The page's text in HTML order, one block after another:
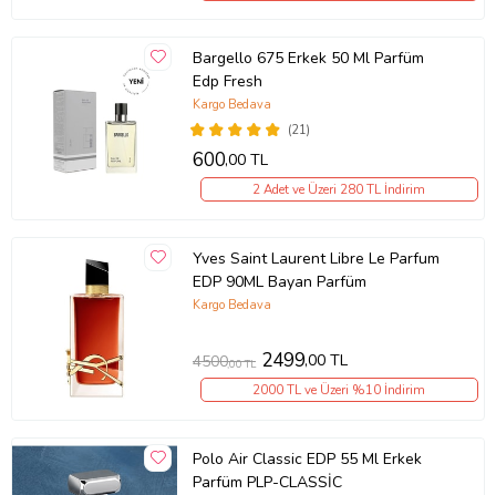
Bargello 675 Erkek 50 Ml Parfüm
Edp Fresh
(21)
Kargo Bedava
600,00 TL
2 Adet ve Üzeri 280 TL İndirim
Yves Saint Laurent Libre Le Parfum
EDP 90ML Bayan Parfüm
Kargo Bedava
4500,00 TL 2499,00 TL
2000 TL ve Üzeri %10 İndirim
Polo Air Classic EDP 55 Ml Erkek
Parfüm PLP-CLASSİC